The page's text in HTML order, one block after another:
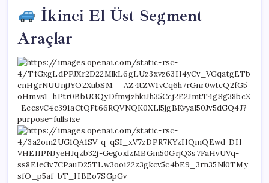
İkinci El Üst Segment
Araçlar